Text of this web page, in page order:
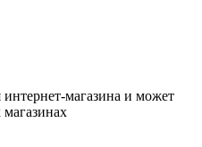
интернет-магазина и может